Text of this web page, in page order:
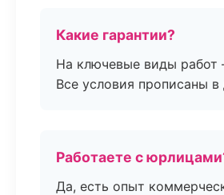
Какие гарантии?
На ключевые виды работ
Все условия прописаны в
Работаете с
Да, есть опыт